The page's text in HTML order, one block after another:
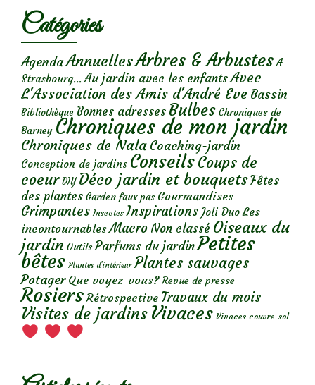
Catégories
AgendaAnnuellesArbres & Arbustes A
Strasbourg... Au jardin avec les enfantsAvec
L'Association des Amis d'André Eve Bassin
Bibliothèque Bonnes adresses Bulbes Chroniques de
Barney Chroniques de mon jardin
Chroniques de Nala Coaching-jardin
Conception de jardins ConseilsCoups de
coeur DIY Déco jardin et bouquetsFêtes
des plantes Garden faux pas Gourmandises
Grimpantes Insectes Inspirations Joli Duo Les
incontournables Macro Non classé Oiseaux du
jardin Outils Parfums du jardinPetites
bêtes Plantes d’intérieur Plantes sauvages
Potager Que voyez-vous? Revue de presse
Rosiers Rétrospective Travaux du mois
Visites de jardins Vivaces Vivaces couvre-sol